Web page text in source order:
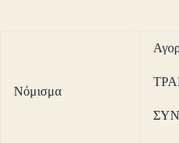
Νόμισμα